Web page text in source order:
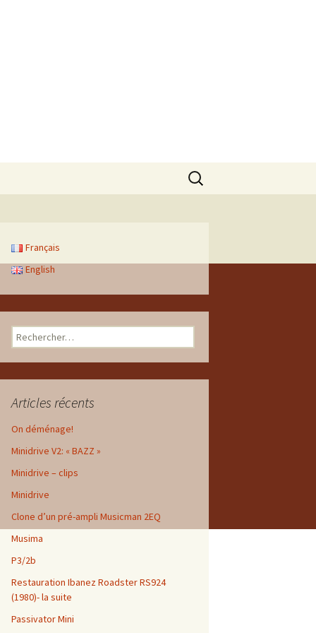
Rechercher :
Français
English
Rechercher :
Articles récents
On déménage!
Minidrive V2: « BAZZ »
Minidrive – clips
Minidrive
Clone d’un pré-ampli Musicman 2EQ
Musima
P3/2b
Restauration Ibanez Roadster RS924
(1980)- la suite
Passivator Mini